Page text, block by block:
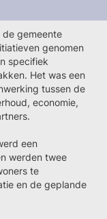
gemeente
genomen
specifiek
Het was een
tussen de
economie,
een
werden twee
te
en de geplande